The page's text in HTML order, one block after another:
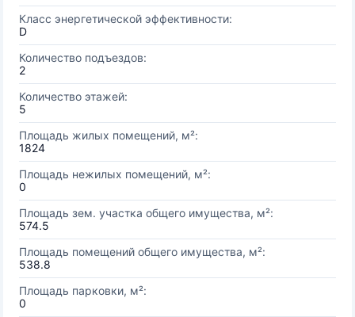
Класс энергетической эффективности:
D
Количество подъездов:
2
Количество этажей:
5
Площадь жилых помещений, м²:
1824
Площадь нежилых помещений, м²:
0
Площадь зем. участка общего имущества, м²:
574.5
Площадь помещений общего имущества, м²:
538.8
Площадь парковки, м²:
0